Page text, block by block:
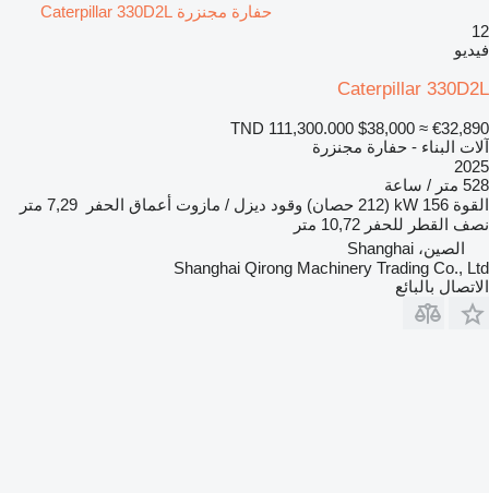
حفارة مجنزرة Caterpillar 330D2L
12
فيديو
Caterpillar 330D2L
TND 111,300.000 $38,000 ≈ €32,890
آلات البناء - حفارة مجنزرة
2025
528 متر / ساعة
القوة 156 kW (212 حصان) وقود ديزل / مازوت أعماق الحفر
7,29 متر
نصف القطر للحفر 10,72 متر
الصين، Shanghai
Shanghai Qirong Machinery Trading Co., Ltd
الاتصال بالبائع